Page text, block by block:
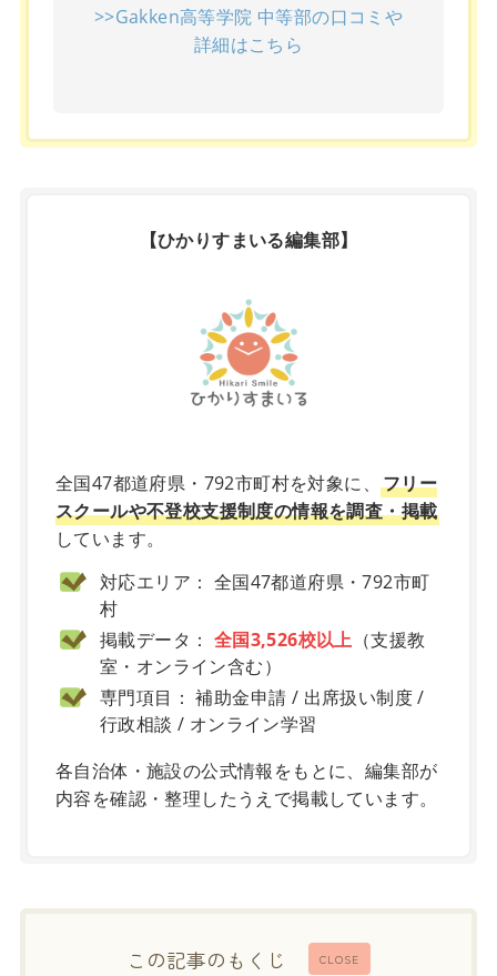
>>Gakken高等学院 中等部の口コミや
詳細はこちら
【ひかりすまいる編集部】
全国47都道府県・792市町村を対象に、 フリー
スクールや不登校支援制度の情報を調査・掲載
しています。
対応エリア： 全国47都道府県・792市町
村
掲載データ： 全国3,526校以上 （支援教
室・オンライン含む）
専門項目： 補助金申請 / 出席扱い制度 /
行政相談 / オンライン学習
各自治体・施設の公式情報をもとに、編集部が
内容を確認・整理したうえで掲載しています。
CLOSE
この記事のもくじ